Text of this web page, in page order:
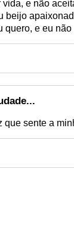
vida, e não
beijo
quero, e eu
que sente a